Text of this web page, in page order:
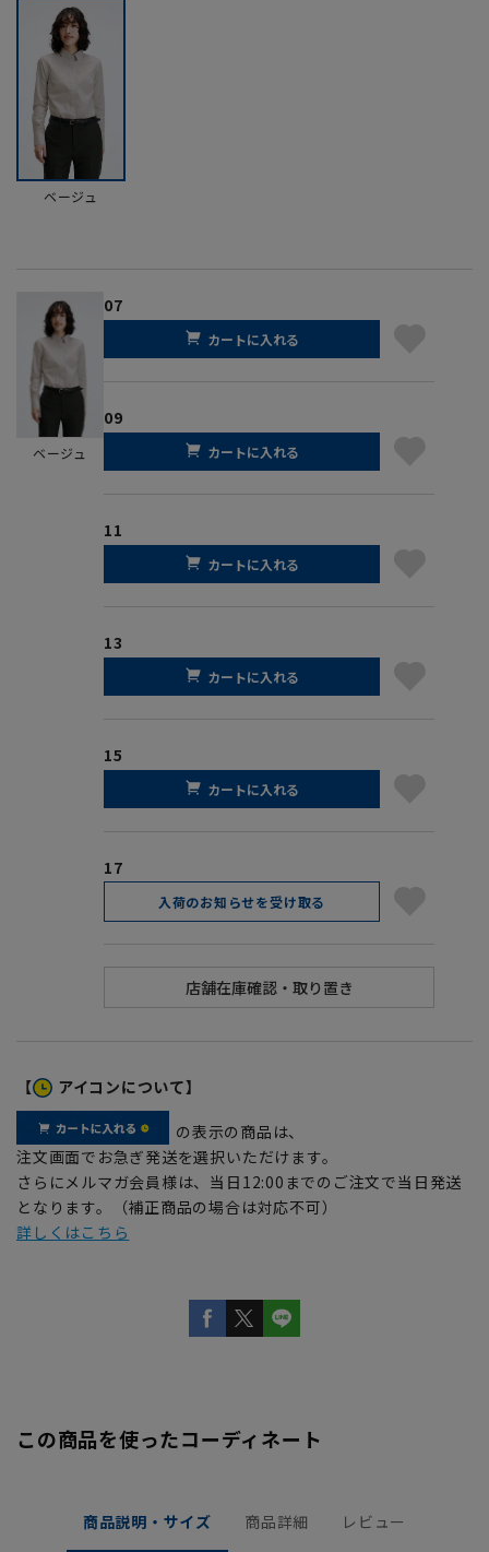
ベージュ
ベージュ
07
カートに入れる
09
カートに入れる
11
カートに入れる
13
カートに入れる
15
カートに入れる
17
入荷のお知らせを受け取る
【 アイコンについて】
の表示の商品は、
注文画面でお急ぎ発送を選択いただけます。
さらにメルマガ会員様は、当日12:00までのご注文で当日発送
となります。（補正商品の場合は対応不可）
詳しくはこちら
この商品を使ったコーディネート
商品説明・サイズ 商品詳細 レビュー